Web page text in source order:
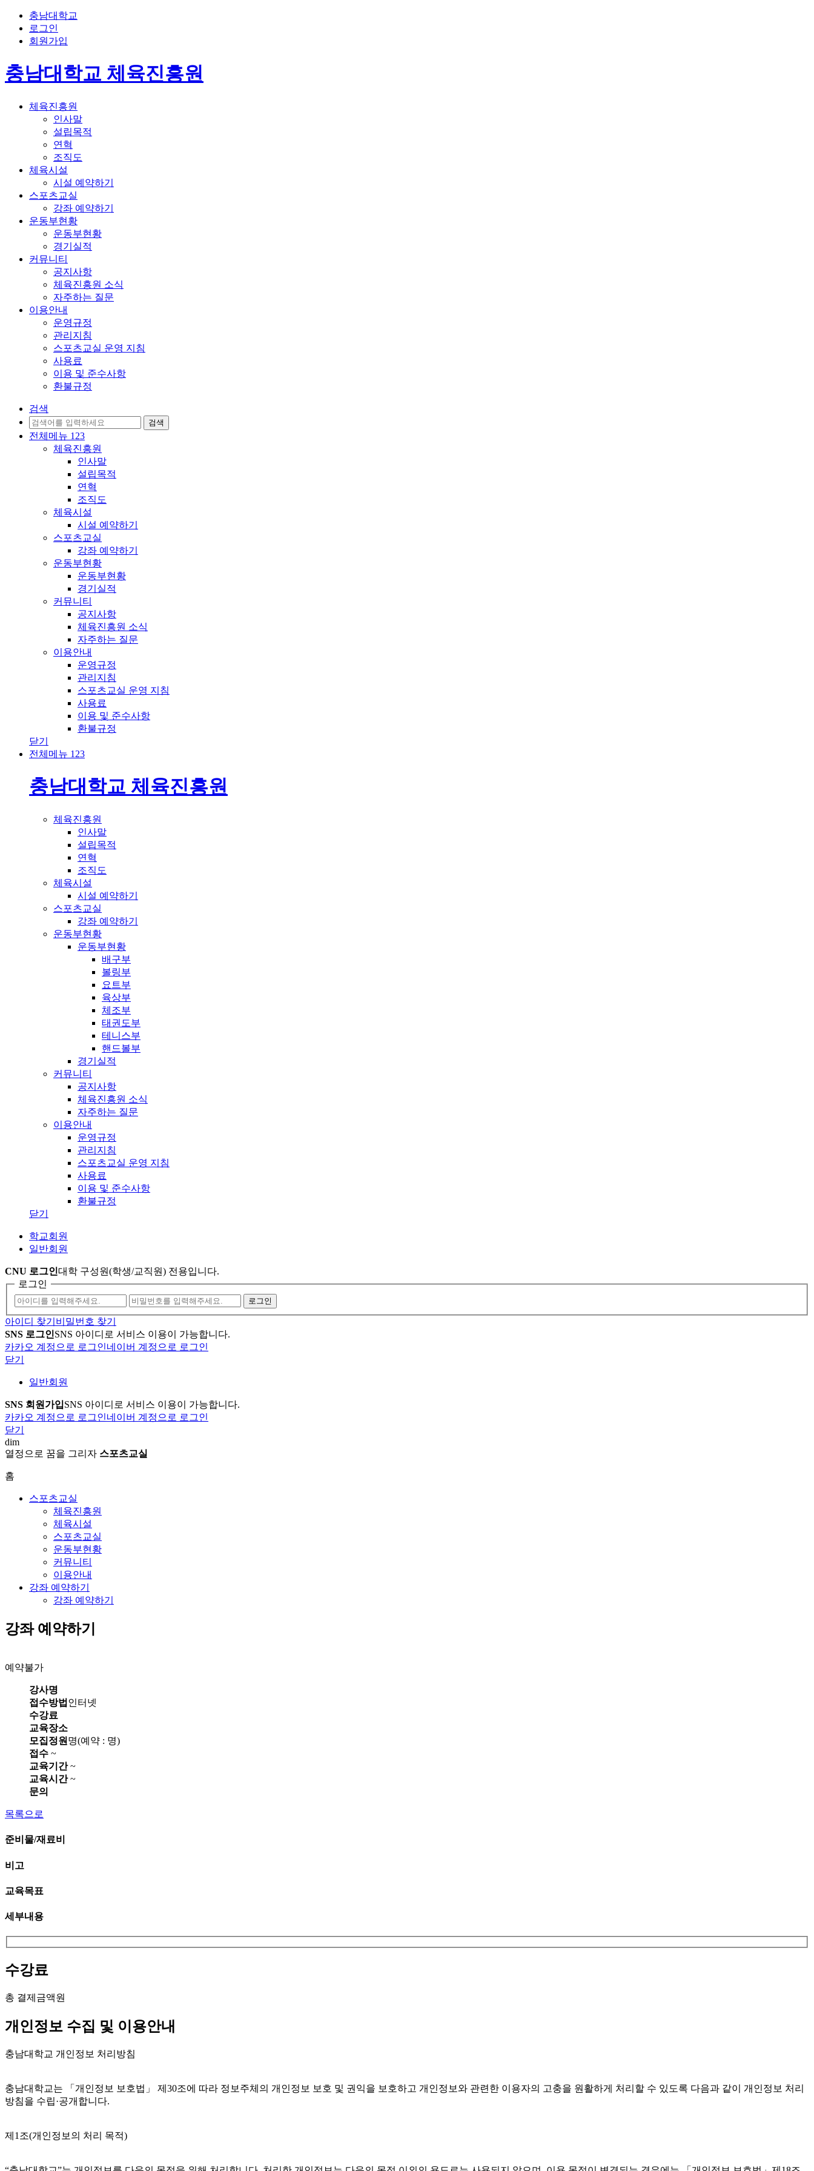
충남대학교
로그인
회원가입
충남대학교 체육진흥원
체육진흥원
인사말
설립목적
연혁
조직도
체육시설
시설 예약하기
스포츠교실
강좌 예약하기
운동부현황
운동부현황
경기실적
커뮤니티
공지사항
체육진흥원 소식
자주하는 질문
이용안내
운영규정
관리지침
스포츠교실 운영 지침
사용료
이용 및 준수사항
환불규정
검색
전체메뉴 1 23
체육진흥원
인사말
설립목적
연혁
조직도
체육시설
시설 예약하기
스포츠교실
강좌 예약하기
운동부현황
운동부현황
경기실적
커뮤니티
공지사항
체육진흥원 소식
자주하는 질문
이용안내
운영규정
관리지침
스포츠교실 운영 지침
사용료
이용 및 준수사항
환불규정
닫기
전체메뉴 1 23
충남대학교 체육진흥원
체육진흥원
인사말
설립목적
연혁
조직도
체육시설
시설 예약하기
스포츠교실
강좌 예약하기
운동부현황
운동부현황
배구부
볼링부
요트부
육상부
체조부
태권도부
테니스부
핸드볼부
경기실적
커뮤니티
공지사항
체육진흥원 소식
자주하는 질문
이용안내
운영규정
관리지침
스포츠교실 운영 지침
사용료
이용 및 준수사항
환불규정
닫기
학교회원
일반회원
CNU 로그인대학 구성원(학생/교직원) 전용입니다.
로그인
아이디 찾기 비밀번호 찾기
SNS 로그인SNS 아이디로 서비스 이용이 가능합니다.
카카오 계정으로 로그인네이버 계정으로 로그인
닫기
일반회원
SNS 회원가입SNS 아이디로 서비스 이용이 가능합니다.
카카오 계정으로 로그인네이버 계정으로 로그인
닫기
dim
열정으로 꿈을 그리자 스포츠교실
홈
스포츠교실
체육진흥원
체육시설
스포츠교실
운동부현황
커뮤니티
이용안내
강좌 예약하기
강좌 예약하기
강좌 예약하기
예약불가
강사명
접수방법 인터넷
수강료
교육장소
모집정원 명(예약 : 명)
접수 ~
교육기간~
교육시간~
문의
목록으로
준비물/재료비
비고
교육목표
세부내용
수강료
총 결제금액원
개인정보 수집 및 이용안내
충남대학교 개인정보 처리방침
충남대학교는 「개인정보 보호법」 제30조에 따라 정보주체의 개인정보 보호 및 권익을 보호하고 개인정보와 관련한 이용자의 고충을 원활하게 처리할 수 있도록 다음과 같이 개인정보 처리
방침을 수립·공개합니다.
제1조(개인정보의 처리 목적)